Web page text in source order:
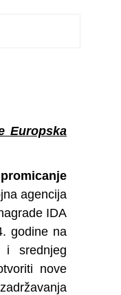
Europska
agencija
IDA
godine na
i srednjeg
nove